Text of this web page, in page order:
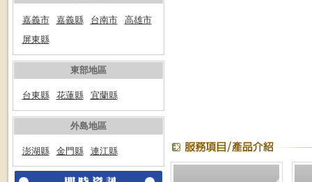
嘉義市 嘉義縣 台南市
高雄市
屏東縣
東部地區
台東縣 花蓮縣 宜蘭縣
外島地區
澎湖縣 金門縣 連江縣